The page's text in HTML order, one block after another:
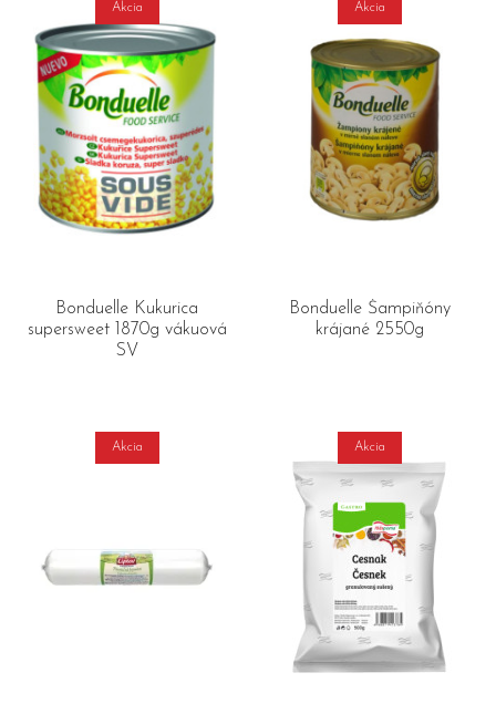
Akcia
Bonduelle Kukurica
supersweet 1870g vákuová
SV
Akcia
Bonduelle Šampiňóny
krájané 2550g
Akcia Akcia